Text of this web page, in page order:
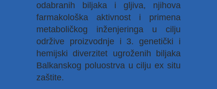
odabranih biljaka i gljiva, njihova
farmakološka aktivnost i primena
metaboličkog inženjeringa u cilju
održive proizvodnje i 3. genetički i
hemijski diverzitet ugroženih biljaka
Balkanskog poluostrva u cilju ex situ
zaštite.